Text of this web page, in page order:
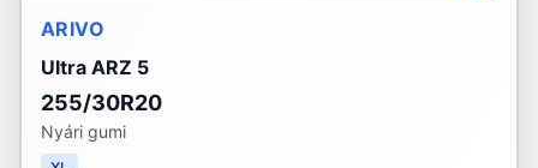
ARIVO
Ultra ARZ 5
255/30R20
Nyári gumi